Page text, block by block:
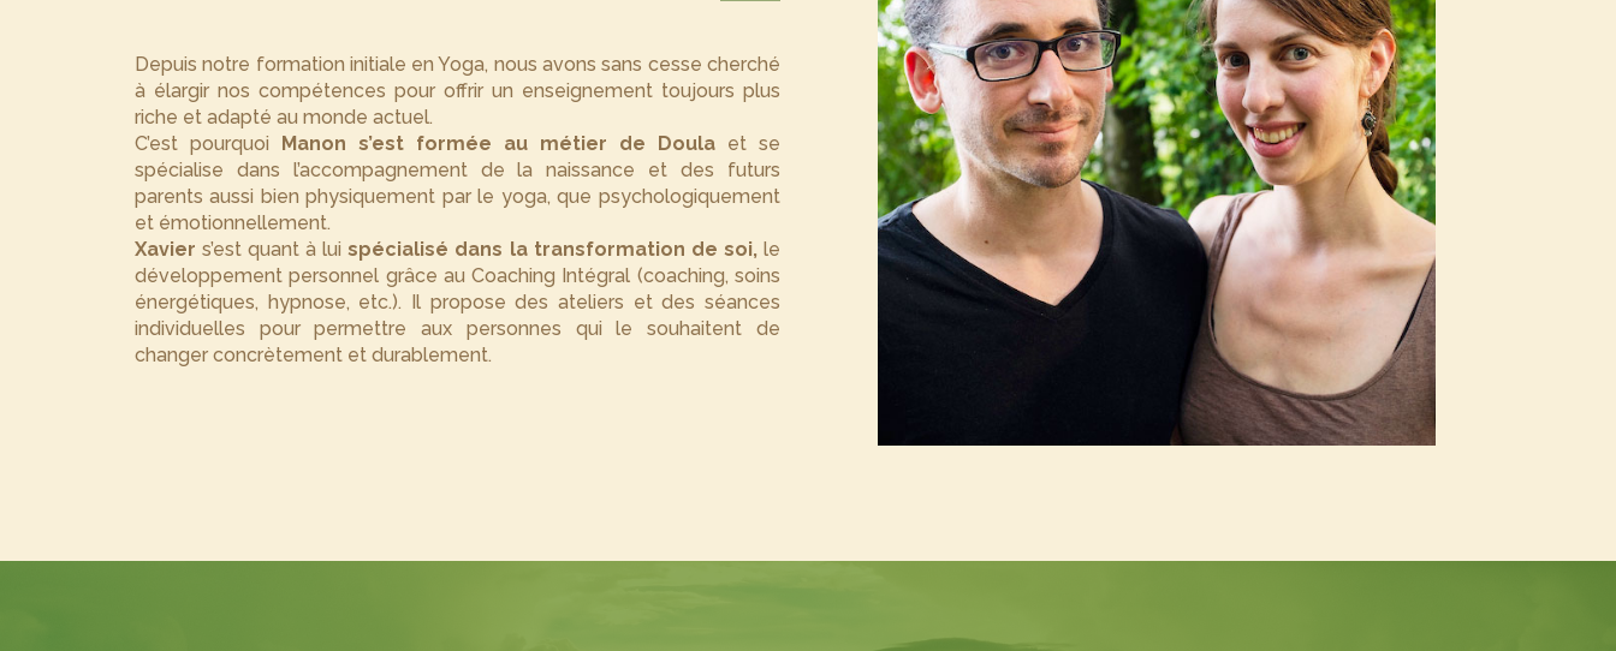
Depuis notre formation initiale en Yoga, nous avons sans cesse cherché
à élargir nos compétences pour offrir un enseignement toujours plus
riche et adapté au monde actuel.
C’est pourquoi Manon s’est formée au métier de Doulaet se
spécialise dans l’accompagnement de la naissance et des futurs
parents aussi bien physiquement par le yoga, que psychologiquement
et émotionnellement.
Xavier s’est quant à luispécialisé dans la transformation de soi,le
développement personnel grâce au Coaching Intégral (coaching, soins
énergétiques, hypnose, etc.). Il propose des ateliers et des séances
individuelles pour permettre aux personnes qui le souhaitent de
changer concrètement et durablement.